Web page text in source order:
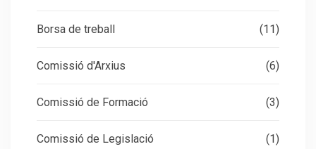
Borsa de treball (11)
Comissió d'Arxius (6)
Comissió de Formació (3)
Comissió de Legislació (1)